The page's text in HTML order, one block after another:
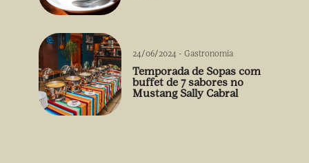
24/06/2024 - Gastronomia
Temporada de Sopas com
buffet de 7 sabores no
Mustang Sally Cabral